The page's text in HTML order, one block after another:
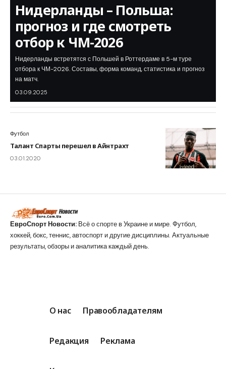
Нидерланды – Польша:
прогноз и где смотреть
отбор к ЧМ-2026
Нидерланды встретятся с Польшей в Роттердаме в 5-м туре
отбора к ЧМ-2026. Составы, форма команд, статистика и прогноз
на матч.
03.09.2025
Футбол
Талант Спарты перешел в Айнтрахт
03.01.2020
ЕвроСпорт Новости: Всё о спорте в Украине и мире. Футбол,
хоккей, бокс, теннис, автоспорт и другие дисциплины. Актуальные
результаты, обзоры и аналитика каждый день.
О нас Правообладателям
Редакция Реклама